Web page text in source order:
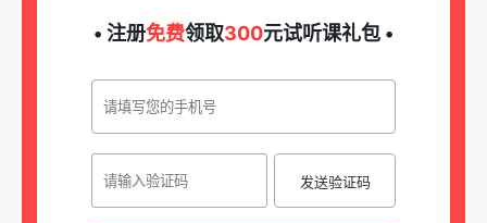
• 注册免费领取300元试听课礼包 •
发送验证码